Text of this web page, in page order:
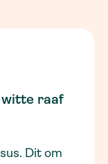
witte raaf
Dit om